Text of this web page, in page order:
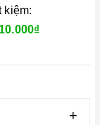
kiệm:
+